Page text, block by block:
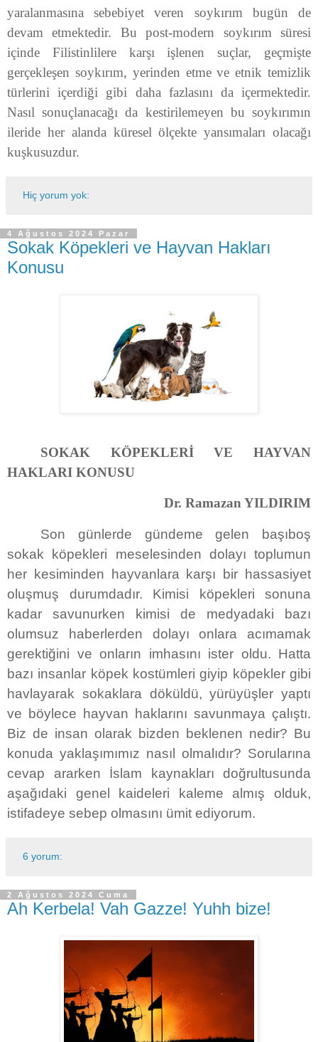
yaralanmasına sebebiyet veren soykırım bugün de
devam etmektedir. Bu post-modern soykırım süresi
içinde Filistinlilere karşı işlenen suçlar, geçmişte
gerçekleşen soykırım, yerinden etme ve etnik temizlik
türlerini içerdiği gibi daha fazlasını da içermektedir.
Nasıl sonuçlanacağı da kestirilemeyen bu soykırımın
ileride her alanda küresel ölçekte yansımaları olacağı
kuşkusuzdur.
Hiç yorum yok:
4 Ağustos 2024 Pazar
Sokak Köpekleri ve Hayvan Hakları
Konusu
SOKAK KÖPEKLERİ VE HAYVAN
HAKLARI KONUSU
Dr. Ramazan YILDIRIM
Son günlerde gündeme gelen başıboş
sokak köpekleri meselesinden dolayı toplumun
her kesiminden hayvanlara karşı bir hassasiyet
oluşmuş durumdadır. Kimisi köpekleri sonuna
kadar savunurken kimisi de medyadaki bazı
olumsuz haberlerden dolayı onlara acımamak
gerektiğini ve onların imhasını ister oldu. Hatta
bazı insanlar köpek kostümleri giyip köpekler gibi
havlayarak sokaklara döküldü, yürüyüşler yaptı
ve böylece hayvan haklarını savunmaya çalıştı.
Biz de insan olarak bizden beklenen nedir? Bu
konuda yaklaşımımız nasıl olmalıdır? Sorularına
cevap ararken İslam kaynakları doğrultusunda
aşağıdaki genel kaideleri kaleme almış olduk,
istifadeye sebep olmasını ümit ediyorum.
6 yorum:
2 Ağustos 2024 Cuma
Ah Kerbela! Vah Gazze! Yuhh bize!